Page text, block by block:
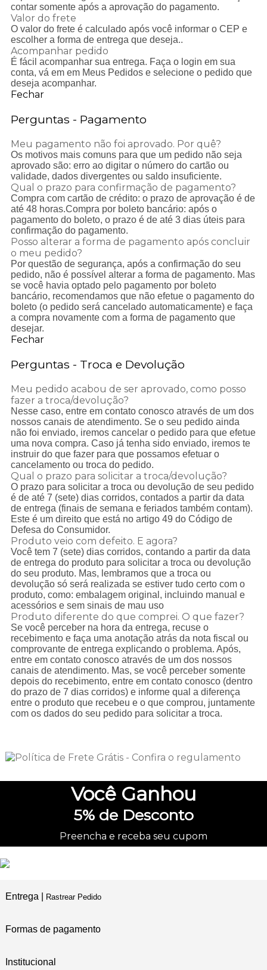
contar somente após a aprovação do pagamento.
Valor do frete
O valor do frete é calculado após você informar o CEP e
escolher a forma de entrega que deseja..
Acompanhar pedido
É fácil acompanhar sua entrega. Faça o login em sua
conta, vá em em Meus Pedidos e selecione o pedido que
deseja acompanhar.
Fechar
Perguntas - Pagamento
Meu pagamento não foi aprovado. Por quê?
Os motivos mais comuns para que um pedido não seja
aprovado são: erro ao digitar o número do cartão ou
validade, dados divergentes ou saldo insuficiente.
Qual o prazo para confirmação de pagamento?
Compra com cartão de crédito: o prazo de aprovação é de
até 48 horas.Compra por boleto bancário: após o
pagamento do boleto, o prazo é de até 3 dias úteis para
confirmação do pagamento.
Posso alterar a forma de pagamento após concluir
o meu pedido?
Por questão de segurança, após a confirmação do seu
pedido, não é possível alterar a forma de pagamento. Mas
se você havia optado pelo pagamento por boleto
bancário, recomendamos que não efetue o pagamento do
boleto (o pedido será cancelado automaticamente) e faça
a compra novamente com a forma de pagamento que
desejar.
Fechar
Perguntas - Troca e Devolução
Meu pedido acabou de ser aprovado, como posso
fazer a troca/devolução?
Nesse caso, entre em contato conosco através de um dos
nossos canais de atendimento. Se o seu pedido ainda
não foi enviado, iremos cancelar o pedido para que efetue
uma nova compra. Caso já tenha sido enviado, iremos te
instruir do que fazer para que possamos efetuar o
cancelamento ou troca do pedido.
Qual o prazo para solicitar a troca/devolução?
O prazo para solicitar a troca ou devolução de seu pedido
é de até 7 (sete) dias corridos, contados a partir da data
de entrega (finais de semana e feriados também contam).
Este é um direito que está no artigo 49 do Código de
Defesa do Consumidor.
Produto veio com defeito. E agora?
Você tem 7 (sete) dias corridos, contando a partir da data
de entrega do produto para solicitar a troca ou devolução
do seu produto. Mas, lembramos que a troca ou
devolução só será realizada se estiver tudo certo com o
produto, como: embalagem original, incluindo manual e
acessórios e sem sinais de mau uso
Produto diferente do que comprei. O que fazer?
Se você perceber na hora da entrega, recuse o
recebimento e faça uma anotação atrás da nota fiscal ou
comprovante de entrega explicando o problema. Após,
entre em contato conosco através de um dos nossos
canais de atendimento. Mas, se você perceber somente
depois do recebimento, entre em contato conosco (dentro
do prazo de 7 dias corridos) e informe qual a diferença
entre o produto que recebeu e o que comprou, juntamente
com os dados do seu pedido para solicitar a troca.
Você Ganhou
5%de Desconto
Preencha e receba seu cupom
Entrega | Rastrear Pedido
Formas de pagamento
Institucional